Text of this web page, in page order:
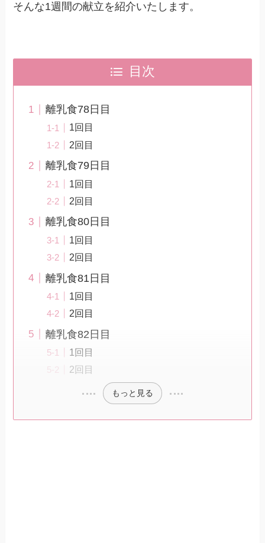
そんな1週間の献立を紹介いたします。
目次
離乳食78日目
1回目
2回目
離乳食79日目
1回目
2回目
離乳食80日目
1回目
2回目
離乳食81日目
1回目
2回目
離乳食82日目
1回目
2回目
もっと見る